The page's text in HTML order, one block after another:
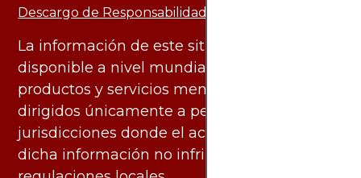
Descargo de Responsabilidad:
La información de este sitio web está
disponible a nivel mundial. Sin embargo, los
productos y servicios mencionados están
dirigidos únicamente a personas en
jurisdicciones donde el acceso y uso de
dicha información no infringe leyes o